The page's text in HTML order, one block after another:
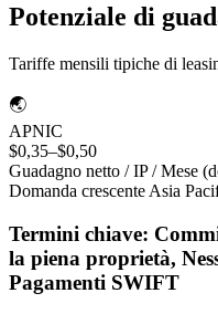
Potenziale di
Tariffe mensili tipiche di
🌏
APNIC
$0,35–$0,50
Guadagno netto / IP / Mese
Domanda crescente Asia
Termini chiave:
la piena proprietà,
Pagamenti SWIFT